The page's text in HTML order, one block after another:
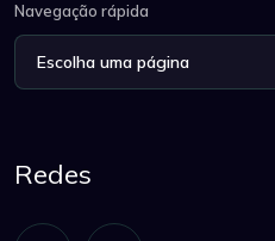
Navegação rápida
Redes